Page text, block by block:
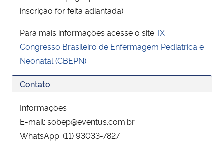
inscrição for feita adiantada)
Para mais informações acesse o site: IX
Congresso Brasileiro de Enfermagem Pediátrica e
Neonatal (CBEPN)
Contato
Informações
E-mail: sobep@eventus.com.br
WhatsApp: (11) 93033-7827